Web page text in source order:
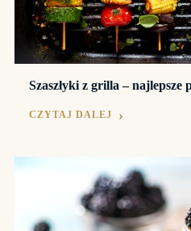
Szaszłyki z grilla – najlepsze
CZYTAJ DALEJ